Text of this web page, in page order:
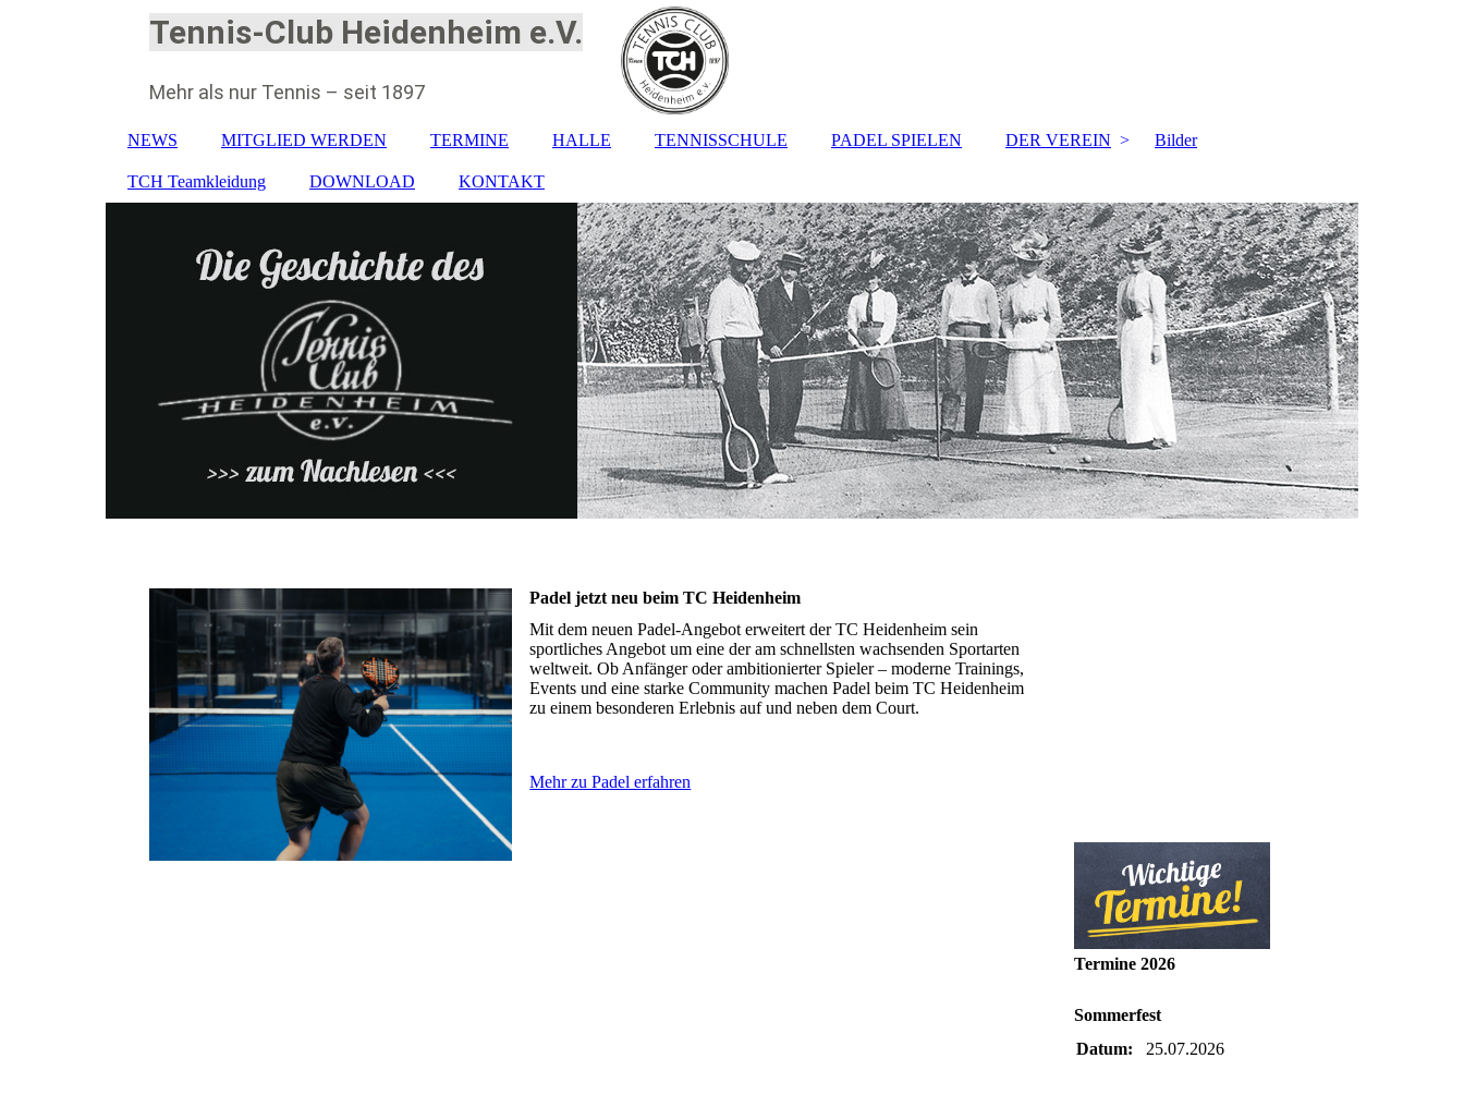
Tennis-Club Heidenheim e.V.
Mehr als nur Tennis – seit 1897
NEWS MITGLIED WERDEN TERMINE HALLE TENNISSCHULE PADEL SPIELEN DER VEREIN Bilder
TCH Teamkleidung DOWNLOAD KONTAKT
Padel jetzt neu beim TC Heidenheim
Mit dem neuen Padel-Angebot erweitert der TC Heidenheim sein
sportliches Angebot um eine der am schnellsten wachsenden Sportarten
weltweit. Ob Anfänger oder ambitionierter Spieler – moderne Trainings,
Events und eine starke Community machen Padel beim TC Heidenheim
zu einem besonderen Erlebnis auf und neben dem Court.
Mehr zu Padel erfahren
Termine 2026
Sommerfest
Datum:
25.07.2026